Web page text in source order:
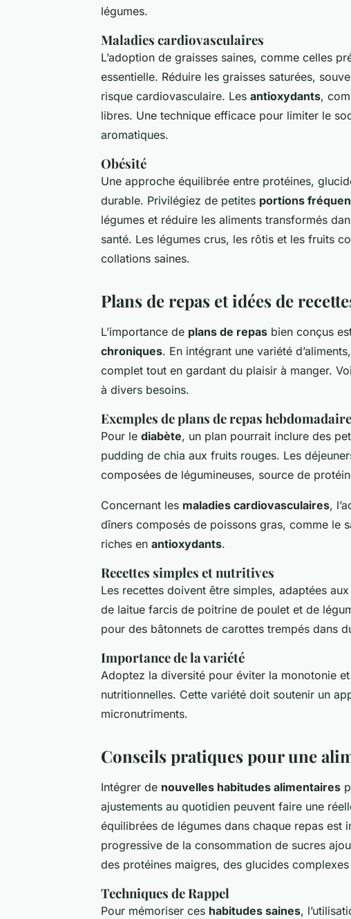
légumes.
Maladies cardiovasculaires
L’adoption de graisses saines, comme celles
essentielle. Réduire les graisses saturées,
risque cardiovasculaire. Les antioxydants,
libres. Une technique efficace pour limiter le
aromatiques.
Obésité
Une approche équilibrée entre protéines,
durable. Privilégiez de petites portions
légumes et réduire les aliments transformés
santé. Les légumes crus, les rôtis et les fruits
collations saines.
Plans de repas et idées de
L’importance de plans de repas bien conçus
chroniques. En intégrant une variété
complet tout en gardant du plaisir à manger.
à divers besoins.
Exemples de plans de repas
Pour le diabète, un plan pourrait inclure des
pudding de chia aux fruits rouges. Les
composées de légumineuses, source de
Concernant les maladies cardiovasculaires,
dîners composés de poissons gras, comme le
riches en antioxydants.
Recettes simples et nutritives
Les recettes doivent être simples, adaptées
de laitue farcis de poitrine de poulet et de
pour des bâtonnets de carottes trempés dans
Importance de la variété
Adoptez la diversité pour éviter la monotonie
nutritionnelles. Cette variété doit soutenir un
micronutriments.
Conseils pratiques pour une
Intégrer de nouvelles habitudes alimentaires
ajustements au quotidien peuvent faire une
équilibrées de légumes dans chaque repas
progressive de la consommation de sucres
des protéines maigres, des glucides
Techniques de Rappel
Pour mémoriser ces habitudes saines,